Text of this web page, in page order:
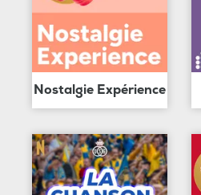
Nostalgie Expérience